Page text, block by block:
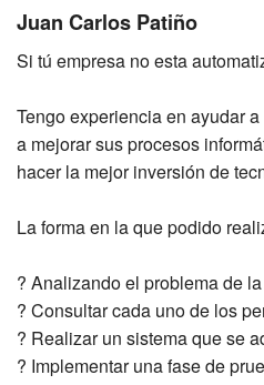
Juan Carlos Patiño
Si tú empresa no esta
Tengo experiencia en ayudar
a mejorar sus procesos
hacer la mejor inversión de
La forma en la que podido
? Analizando el problema de
? Consultar cada uno de los
? Realizar un sistema que se
? Implementar una fase de